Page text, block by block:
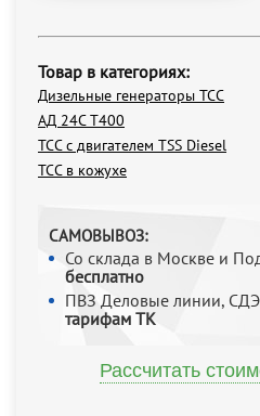
Товар в категориях:
Дизельные генераторы ТСС
АД 24С Т400
ТСС с двигателем TSS Diesel
ТСС в кожухе
САМОВЫВОЗ:
Со склада в Москве и
бесплатно
ПВЗ Деловые линии,
тарифам ТК
Рассчитать